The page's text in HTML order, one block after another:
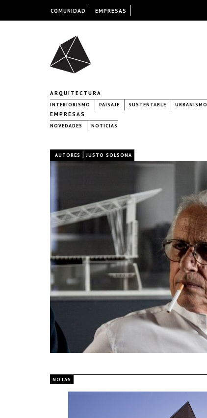
ARQUITECTURA
INTERIORISMO PAISAJE SUSTENTABLE URBANISMO
EMPRESAS
NOVEDADES NOTICIAS
AUTORES | JUSTO SOLSONA
NOTAS
COMUNIDAD EMPRESAS